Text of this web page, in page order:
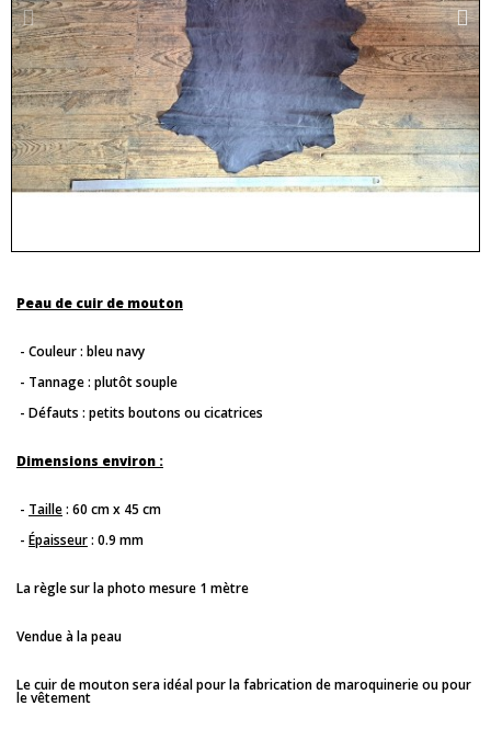
Peau de cuir de mouton
- Couleur : bleu navy
- Tannage : plutôt souple
- Défauts : petits boutons ou cicatrices
Dimensions environ :
- Taille: 60 cm x 45 cm
- Épaisseur: 0.9 mm
La règle sur la photo mesure 1 mètre
Vendue à la peau
Le cuir de mouton sera idéal pour la fabrication de maroquinerie ou pour
le vêtement